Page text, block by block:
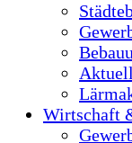
Wirtschaft